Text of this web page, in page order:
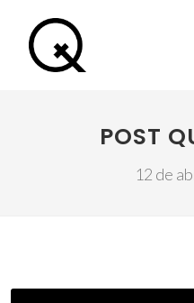
POST
12 de